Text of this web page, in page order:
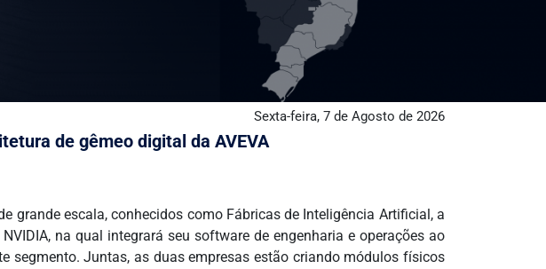
Sexta-feira, 7 de Agosto de 2026
de gêmeo digital da AVEVA
grande escala, conhecidos como Fábricas de Inteligência Artificial, a
na qual integrará seu software de engenharia e operações ao
segmento. Juntas, as duas empresas estão criando módulos físicos